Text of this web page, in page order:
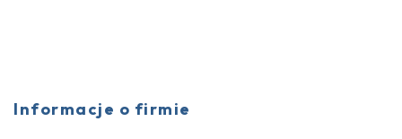
Informacje o firmie